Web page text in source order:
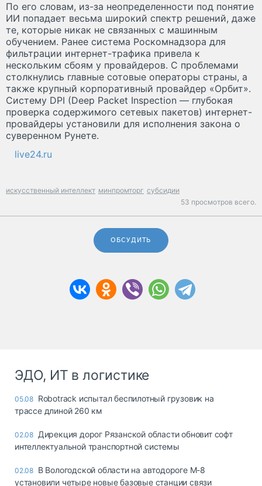
По его словам, из-за неопределенности под понятие
ИИ попадает весьма широкий спектр решений, даже
те, которые никак не связанных с машинным
обучением. Ранее система Роскомнадзора для
фильтрации интернет-трафика привела к
нескольким сбоям у провайдеров. С проблемами
столкнулись главные сотовые операторы страны, а
также крупный корпоративный провайдер «Орбит».
Систему DPI (Deep Packet Inspection — глубокая
проверка содержимого сетевых пакетов) интернет-
провайдеры установили для исполнения закона о
суверенном Рунете.
live24.ru
искусственный интеллект минпромторг субсидии
53 просмотров всего.
ОБСУДИТЬ
ЭДО, ИТ в логистике
05.08 Robotrack испытал беспилотный грузовик на
трассе длиной 260 км
02.08 Дирекция дорог Рязанской области обновит софт
интеллектуальной транспортной системы
02.08 В Вологодской области на автодороге М-8
установили четыре новые базовые станции связи